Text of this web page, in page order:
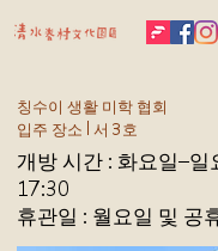
칭수이 생활 미학 협회
입주 장소│서 3호
개방 시간 : 화요일–일
17:30
휴관일 : 월요일 및 공